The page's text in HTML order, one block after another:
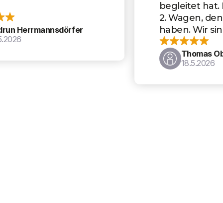
begleitet hat. Es ist bereits der
2. Wagen, den wir dort gekauft
haben. Wir sind sehr zufrieden.
18.5.2026